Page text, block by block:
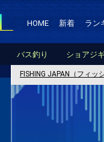
HOME 新着 ラン
バス釣り ショアジ
FISHING JAPAN（フィッ